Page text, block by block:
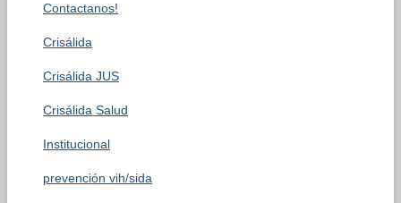
Contactanos!
Crisálida
Crisálida JUS
Crisálida Salud
Institucional
prevención vih/sida